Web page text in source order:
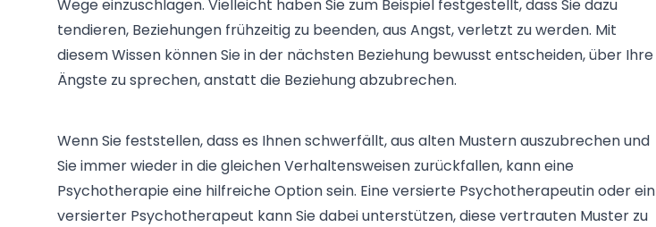
Wege einzuschlagen. Vielleicht haben Sie zum Beispiel festgestellt, dass Sie dazu
tendieren, Beziehungen frühzeitig zu beenden, aus Angst, verletzt zu werden. Mit
diesem Wissen können Sie in der nächsten Beziehung bewusst entscheiden, über Ihre
Ängste zu sprechen, anstatt die Beziehung abzubrechen.
Wenn Sie feststellen, dass es Ihnen schwerfällt, aus alten Mustern auszubrechen und
Sie immer wieder in die gleichen Verhaltensweisen zurückfallen, kann eine
Psychotherapie eine hilfreiche Option sein. Eine versierte Psychotherapeutin oder ein
versierter Psychotherapeut kann Sie dabei unterstützen, diese vertrauten Muster zu